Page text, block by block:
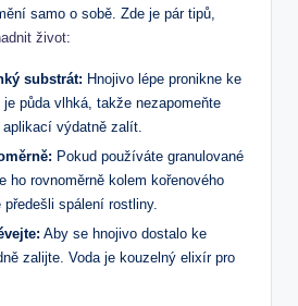
samo o sobě. Zde je pár tipů,
život:
substrát: Hnojivo lépe pronikne ke
je půda vlhká, takže nezapomeňte
výdatně zalít.
Pokud používáte ⁣granulované
ho rovnoměrně kolem kořenového
spálení rostliny.
Aby se hnojivo dostalo ke
zalijte. Voda je kouzelný elixír ⁣pro